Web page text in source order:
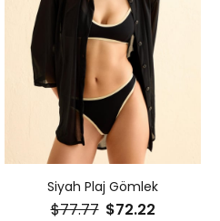
Siyah Plaj Gömlek
$72.22
$77.77